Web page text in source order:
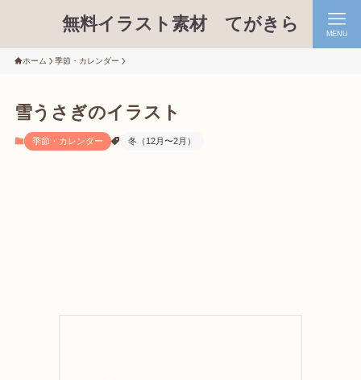
無料イラスト素材 てがきら MENU
ホーム 季節・カレンダー
雪うさぎのイラスト
季節・カレンダー 冬（12月〜2月）